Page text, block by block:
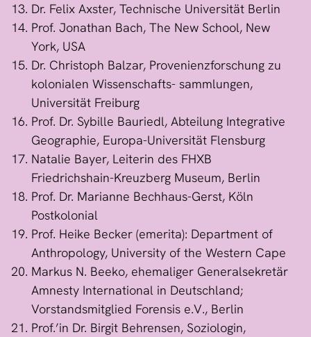
Dr. Felix Axster, Technische Universität Berlin
Prof. Jonathan Bach, The New School, New
York, USA
Dr. Christoph Balzar, Provenienzforschung zu
kolonialen Wissenschafts- sammlungen,
Universität Freiburg
Prof. Dr. Sybille Bauriedl, Abteilung Integrative
Geographie, Europa-Universität Flensburg
Natalie Bayer, Leiterin des FHXB
Friedrichshain-Kreuzberg Museum, Berlin
Prof. Dr. Marianne Bechhaus-Gerst, Köln
Postkolonial
Prof. Heike Becker (emerita): Department of
Anthropology, University of the Western Cape
Markus N. Beeko, ehemaliger Generalsekretär
Amnesty International in Deutschland;
Vorstandsmitglied Forensis e.V., Berlin
Prof.’in Dr. Birgit Behrensen, Soziologin,